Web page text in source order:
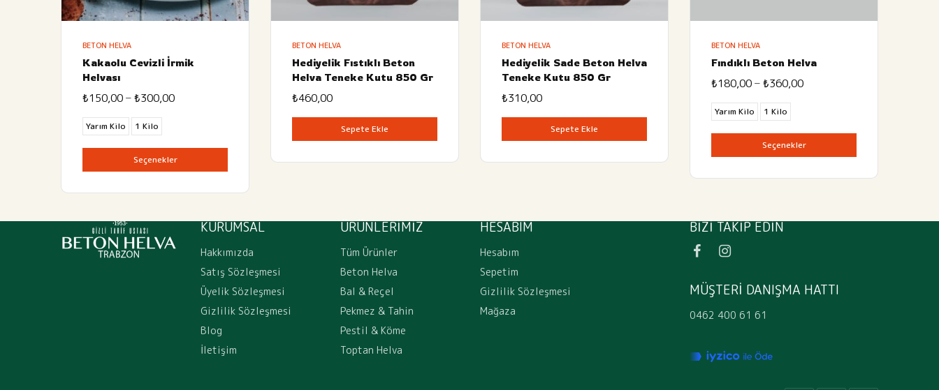
BETON HELVA
Kakaolu Cevizli İrmik
Helvası
₺150,00–₺300,00Fiyat
Yarım Kilo 1 Kilo
Seçenekler
BETON HELVA
Hediyelik Fıstıklı Beton
Helva Teneke Kutu 850 Gr
₺460,00
Sepete Ekle
BETON HELVA
Hediyelik Sade Beton Helva
Teneke Kutu 850 Gr
₺310,00
Sepete Ekle
BETON HELVA
Fındıklı Beton Helva
₺180,00–₺360,00Fiyat
Yarım Kilo 1 Kilo
Seçenekler
KURUMSAL
Hakkımızda
Satış Sözleşmesi
Üyelik Sözleşmesi
Gizlilik Sözleşmesi
Blog
İletişim
ÜRÜNLERİMİZ
Tüm Ürünler
Beton Helva
Bal & Reçel
Pekmez & Tahin
Pestil & Köme
Toptan Helva
HESABIM
Hesabım
Sepetim
Gizlilik Sözleşmesi
Mağaza
BIZI TAKIP EDIN
MÜŞTERI DANIŞMA HATTI
0462 400 61 61